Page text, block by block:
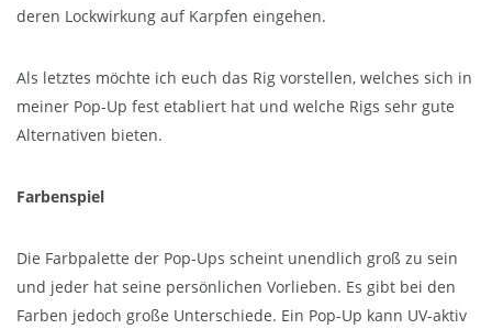
deren Lockwirkung auf Karpfen eingehen.
Als letztes möchte ich euch das Rig vorstellen, welches sich in
meiner Pop-Up fest etabliert hat und welche Rigs sehr gute
Alternativen bieten.
Farbenspiel
Die Farbpalette der Pop-Ups scheint unendlich groß zu sein
und jeder hat seine persönlichen Vorlieben. Es gibt bei den
Farben jedoch große Unterschiede. Ein Pop-Up kann UV-aktiv